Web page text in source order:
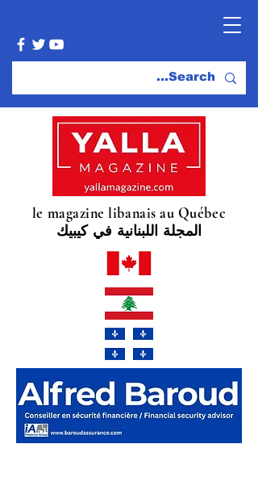
le magazine libanais au Québec
المجلة اللبنانية في كيبيك